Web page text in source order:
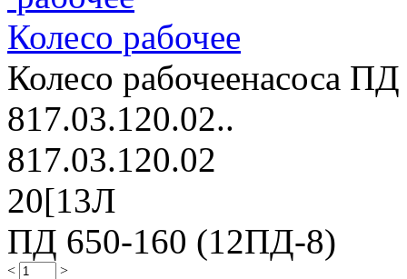
Колесо рабочее
Колесо рабочеенасоса
817.03.120.02..
817.03.120.02
20[13Л
ПД 650-160 (12ПД-8)
< >